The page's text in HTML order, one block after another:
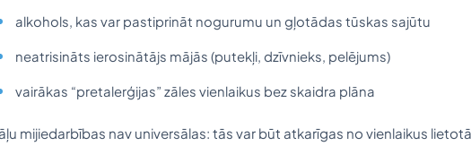
alkohols, kas var pastiprināt nogurumu un gļotādas tūskas sajūtu
neatrisināts ierosinātājs mājās (putekļi, dzīvnieks, pelējums)
vairākas “pretalerģijas” zāles vienlaikus bez skaidra plāna
mijiedarbības nav universālas: tās var būt atkarīgas no vienlaikus